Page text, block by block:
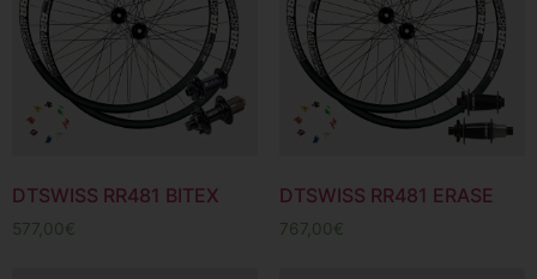
DTSWISS RR481 BITEX
577,00 €
DTSWISS RR481 ERASE
767,00 €